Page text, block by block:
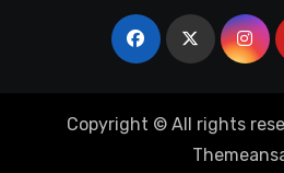
Copyright © All rights